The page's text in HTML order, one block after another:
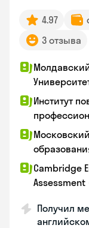
4.97
3 отзыва
Институт
Cambridge
Assessment
Получил